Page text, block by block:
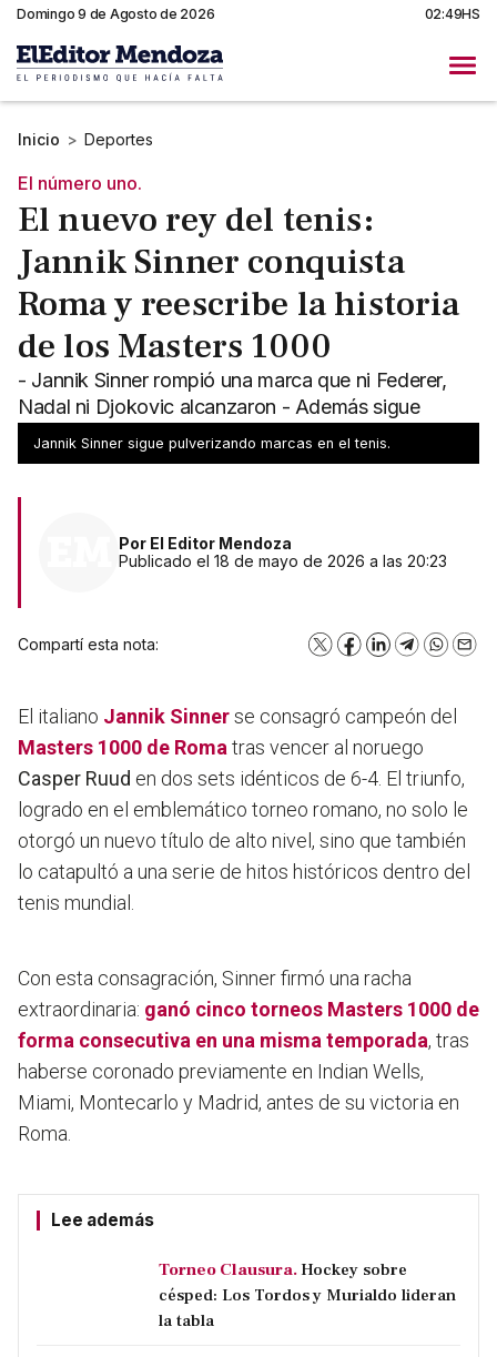
Domingo 9 de Agosto de 2026 02:49HS
Inicio > Deportes
El número uno.
El nuevo rey del tenis:
Jannik Sinner conquista
Roma y reescribe la historia
de los Masters 1000
- Jannik Sinner rompió una marca que ni Federer,
Nadal ni Djokovic alcanzaron - Además sigue
liderando la cima del ranking ATP con diferencia
Jannik Sinner sigue pulverizando marcas en el tenis.
Por El Editor Mendoza
Publicado el 18 de mayo de 2026 a las 20:23
Compartí esta nota: X Facebook
LinkedInTelegram
El italiano Jannik Sinnerse consagró campeón del
Masters 1000 de Roma tras vencer al noruego
Casper Ruud en dos sets idénticos de 6-4. El triunfo,
logrado en el emblemático torneo romano, no solo le
otorgó un nuevo título de alto nivel, sino que también
lo catapultó a una serie de hitos históricos dentro del
tenis mundial.
Con esta consagración, Sinner firmó una racha
extraordinaria: ganó cinco torneos Masters 1000 de
forma consecutiva en una misma temporada, tras
haberse coronado previamente en Indian Wells,
Miami, Montecarlo y Madrid, antes de su victoria en
Roma.
Lee además
Torneo Clausura. Hockey sobre
césped: Los Tordos y Murialdo lideran
la tabla